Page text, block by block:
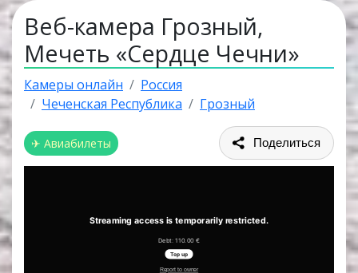
Веб-камера Грозный,
Мечеть «Сердце Чечни»
Камеры онлайн
Россия
Чеченская Республика
Грозный
✈ Авиабилеты Поделиться